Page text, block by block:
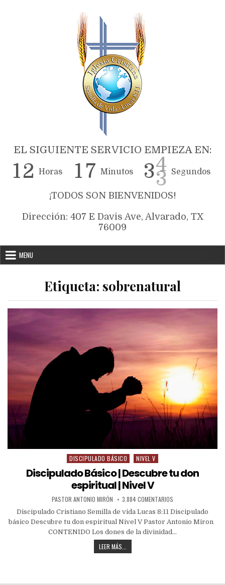
EL SIGUIENTE SERVICIO EMPIEZA EN:
12 Horas 17 Minutos 33 Segundos
¡TODOS SON BIENVENIDOS!
Dirección: 407 E Davis Ave, Alvarado, TX
76009
MENU
Etiqueta: sobrenatural
DISCIPULADO BÁSICO NIVEL V
Discipulado Básico | Descubre tu don
espiritual | Nivel V
PASTOR ANTONIO MIRÓN 3.884 COMENTARIOS
Discipulado Cristiano Semilla de vida Lucas 8:11 Discipulado
básico Descubre tu don espiritual Nivel V Pastor Antonio Miron
CONTENIDO Los dones de la divinidad…
LEER MÁS...